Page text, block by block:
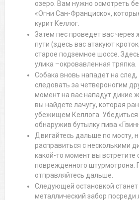
озеро. Вам нужно осмотреть
«Огни Сан-Франциско»,
курит Келлог.
Затем пес проведет вас
пути (здесь вас атакуют
старое подземное шоссе.
улика –окровавленная тряпка.
Собака вновь нападет на
следовать за четвероногим
момент на вас нападут дикие
вы найдете лачугу, которая
убежищем Келлога.
обнаружив бутылку пива
Двигайтесь дальше по мосту,
расправиться с несколькими
какой-то момент вы встретите
поврежденного штурмотрона.
отправляйтесь дальше.
Следующей остановкой
металлический забор посреди